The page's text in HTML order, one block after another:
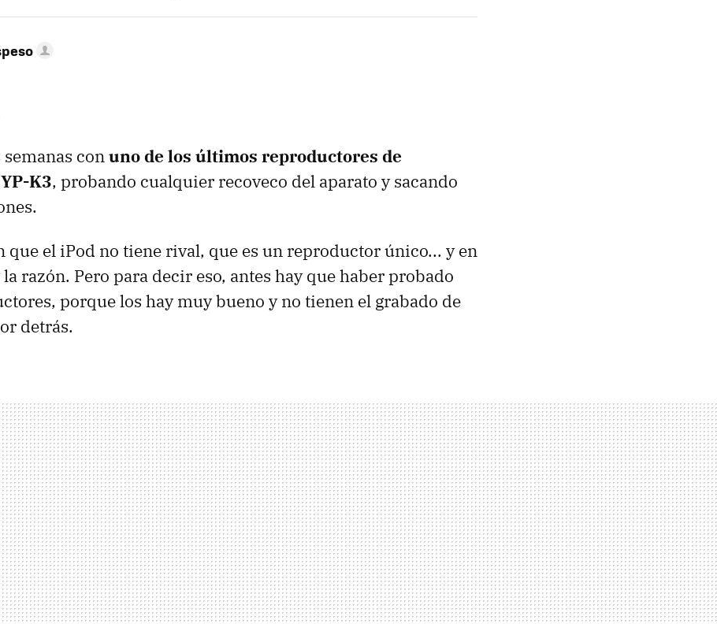
conuno de los últimos reproductores de
K3, probando cualquier recoveco del aparato y sacando
que el iPod no tiene rival, que es un reproductor único... y en
razón. Pero para decir eso, antes hay que haber probado
porque los hay muy bueno y no tienen el grabado de
detrás.